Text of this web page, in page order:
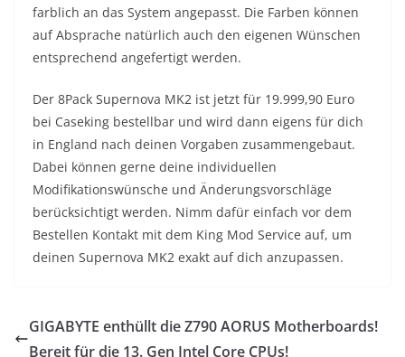
farblich an das System angepasst. Die Farben können
auf Absprache natürlich auch den eigenen Wünschen
entsprechend angefertigt werden.
Der 8Pack Supernova MK2 ist jetzt für 19.999,90 Euro
bei Caseking bestellbar und wird dann eigens für dich
in England nach deinen Vorgaben zusammengebaut.
Dabei können gerne deine individuellen
Modifikationswünsche und Änderungsvorschläge
berücksichtigt werden. Nimm dafür einfach vor dem
Bestellen Kontakt mit dem King Mod Service auf, um
deinen Supernova MK2 exakt auf dich anzupassen.
GIGABYTE enthüllt die Z790 AORUS Motherboards!
Bereit für die 13. Gen Intel Core CPUs!